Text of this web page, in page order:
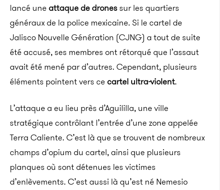
lancé une attaque de dronessur les quartiers
généraux de la police mexicaine. Si le cartel de
Jalisco Nouvelle Génération (CJNG) a tout de suite
été accusé, ses membres ont rétorqué que l’assaut
avait été mené par d’autres. Cependant, plusieurs
éléments pointent vers ce cartel ultra-violent.
L’attaque a eu lieu près d’Aguililla, une ville
stratégique contrôlant l’entrée d’une zone appelée
Terra Caliente. C’est là que se trouvent de nombreux
champs d’opium du cartel, ainsi que plusieurs
planques où sont détenues les victimes
d’enlèvements. C’est aussi là qu’est né Nemesio